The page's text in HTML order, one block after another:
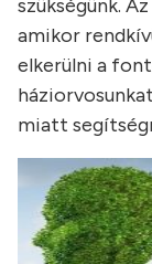
szükségünk.
amikor
elkerülni a
miatt